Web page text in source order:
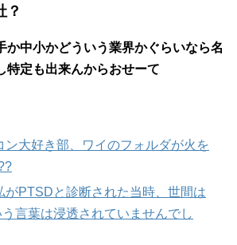
？
か中小かどういう業界かぐらいなら名
特定も出来んからおせーて
ン大好き部、ワイのフォルダが火を
がPTSDと診断された当時、世間は
言葉は浸透されていませんでし